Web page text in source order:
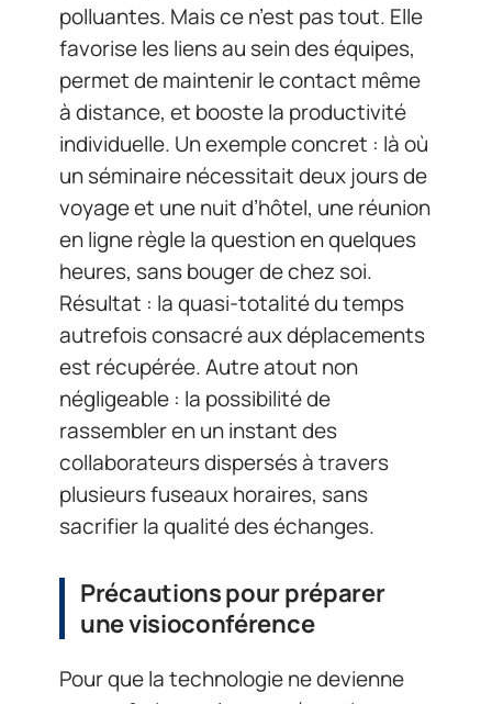
polluantes. Mais ce n’est pas tout. Elle
favorise les liens au sein des équipes,
permet de maintenir le contact même
à distance, et booste la productivité
individuelle. Un exemple concret : là où
un séminaire nécessitait deux jours de
voyage et une nuit d’hôtel, une réunion
en ligne règle la question en quelques
heures, sans bouger de chez soi.
Résultat : la quasi-totalité du temps
autrefois consacré aux déplacements
est récupérée. Autre atout non
négligeable : la possibilité de
rassembler en un instant des
collaborateurs dispersés à travers
plusieurs fuseaux horaires, sans
sacrifier la qualité des échanges.
Précautions pour préparer
une visioconférence
Pour que la technologie ne devienne